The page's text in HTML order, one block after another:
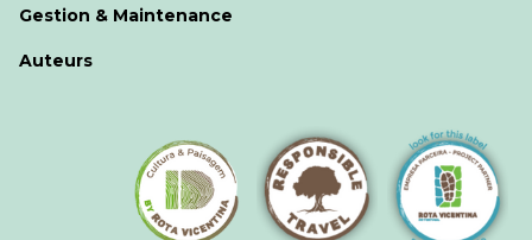
Gestion & Maintenance
Auteurs